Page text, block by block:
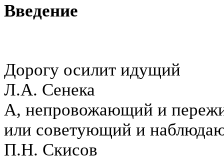
Введение
Дорогу осилит идущий
Л.А. Сенека
А, непровожающий и
или советующий и
П.Н. Скисов